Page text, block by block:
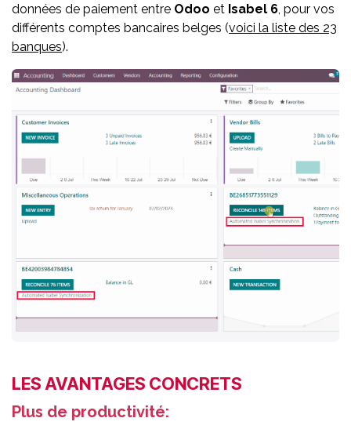
données de paiement entre Odoo et Isabel 6, pour vos
différents comptes bancaires belges (voici la liste des 23
banques).
LES AVANTAGES CONCRETS
Plus de productivité: